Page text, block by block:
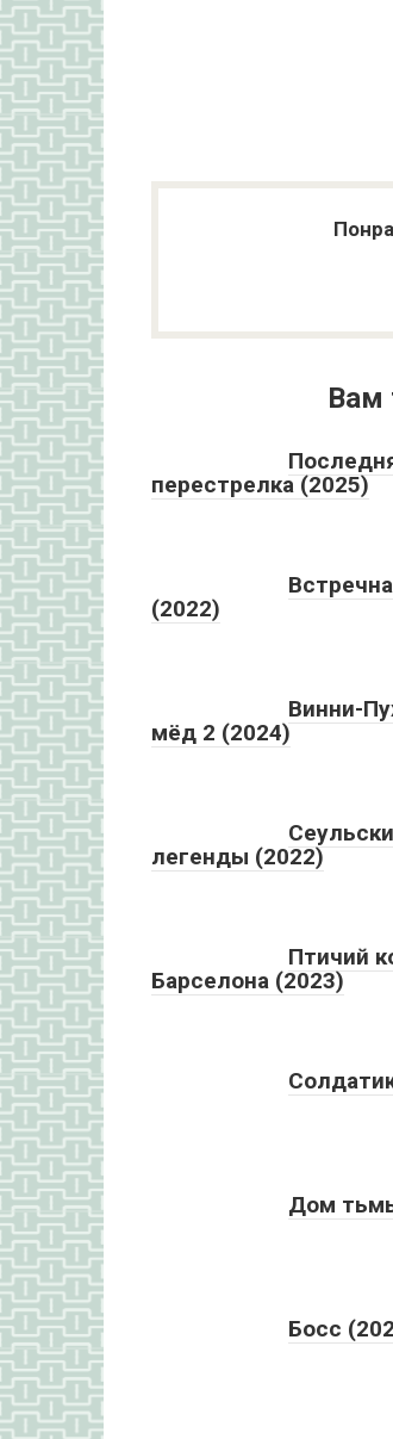
Вам
перестрелка (2025)
(2022)
Винни-
мёд 2 (2024)
легенды (2022)
Птичий
Барселона (2023)
Дом
Босс